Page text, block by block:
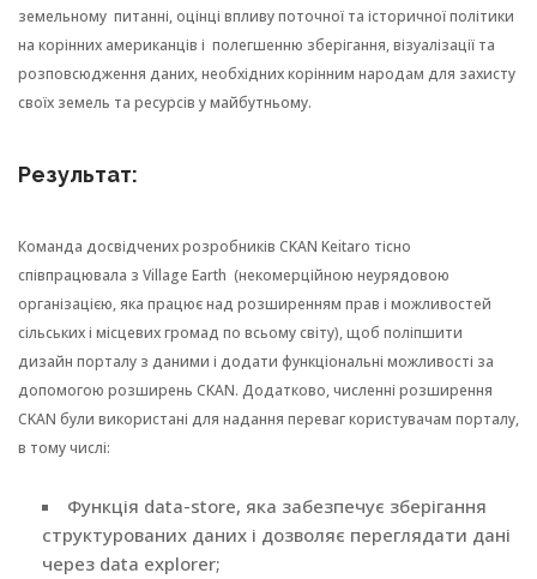
земельному питанні, оцінці впливу поточної та історичної політики
на корінних американців і полегшенню зберігання, візуалізації та
розповсюдження даних, необхідних корінним народам для захисту
своїх земель та ресурсів у майбутньому.
Результат:
Команда досвідчених розробників CKAN Keitaro тісно
співпрацювала з Village Earth (некомерційною неурядовою
організацією, яка працює над розширенням прав і можливостей
сільських і місцевих громад по всьому світу), щоб поліпшити
дизайн порталу з даними і додати функціональні можливості за
допомогою розширень CKAN. Додатково, численні розширення
CKAN були використані для надання переваг користувачам порталу,
в тому числі:
Функція data-store, яка забезпечує зберігання
структурованих даних і дозволяє переглядати дані
через data explorer;